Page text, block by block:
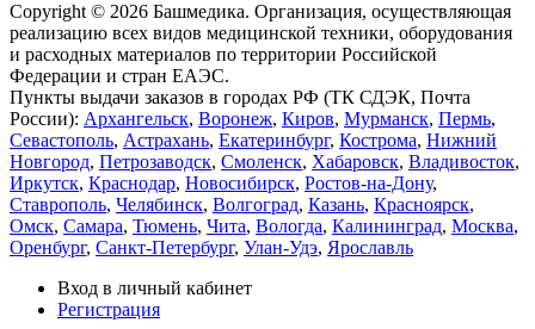
Copyright © 2026 Башмедика. Организация, осуществляющая
реализацию всех видов медицинской техники, оборудования
и расходных материалов по территории Российской
Федерации и стран ЕАЭС.
Пункты выдачи заказов в городах РФ (ТК СДЭК, Почта
России): Архангельск, Воронеж, Киров, Мурманск, Пермь,
Севастополь, Астрахань, Екатеринбург, Кострома, Нижний
Новгород, Петрозаводск, Смоленск, Хабаровск, Владивосток,
Иркутск, Краснодар, Новосибирск, Ростов-на-Дону,
Ставрополь, Челябинск, Волгоград, Казань, Красноярск,
Омск, Самара, Тюмень, Чита, Вологда, Калининград, Москва,
Оренбург, Санкт-Петербург, Улан-Удэ, Ярославль
Вход в личный кабинет
Регистрация